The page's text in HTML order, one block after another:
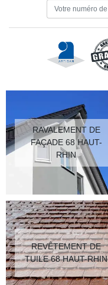
RAVALEMENT DE
FAÇADE 68 HAUT-
RHIN
REVÊTEMENT DE
TUILE 68 HAUT-RHIN